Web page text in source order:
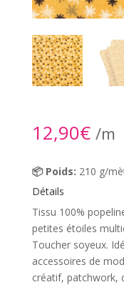
12,90€ /m
📦 Poids: 210 g/
Détails
Tissu 100%
petites étoiles
Toucher soyeux.
accessoires de
créatif, patchwork,